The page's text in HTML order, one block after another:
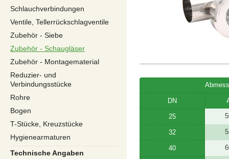
Schlauchverbindungen
Ventile, Tellerrückschlagventile
Zubehör - Siebe
Zubehör - Schaugläser
Zubehör - Montagematerial
Reduzier- und
Verbindungsstücke
Rohre
Bogen
T-Stücke, Kreuzstücke
Hygienearmaturen
Technische Angaben
DN
25
32
40